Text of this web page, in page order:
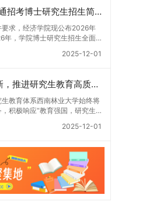
养、创新精神与科研能力，系
学研究与技术开发工作的未来
学科范围涵盖材料科学与工程
与技术（0809）、材料与化
模以国家最终下达计划为准，
质择优录取。（四）培养类别
于上海交通大学，基本修业年
二）培养阶段划分培养过程分
通大学完成课程学习；第二阶段
博士研究生毕业证书并授予博
）高水平科研平台学生可参与
学装置与人工智能辅助研发平
质导师资源由包括院士在内的
平学术指导，并支持参与国际
四川大学经济学院2026年普通招考博士研究生招生简章
求，经济学院现公布2026年
年，学院博士研究生招生全面
大学经济学院2026年博士生招
划外，我院招收定向就业考生
日制定向就业考生在基本修业
程（一）报名资格1.申请人应
纪守法，身心健康，并满足
的科研发展潜力。3.提交两份由
学力身份报考者，其科研成果
者身份在报考学科领域内发
为B级（期刊等级依据《四川
级方案》认定）；②作为主要
果奖励（以证书为准），其中
2025-12-01
西南林业大学：深化改革创新，推进研究生教育高质量发展
教育体系西南林业大学始终将
积极响应“教育强国，研究生
了《研究生导师立德树人职责
强社会责任感和人文关怀，促
同时，学校制定《关于进一步
，强化学风建设，深化科研诚
校坚持“五育并举”育人理念，
美育润心、劳育践行，全面培
2025-12-01